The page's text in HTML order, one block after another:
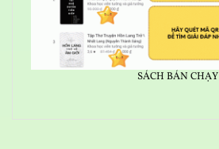
SÁCH BÁN CHẠY